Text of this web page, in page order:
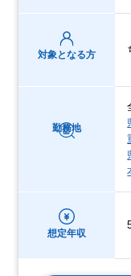
対象となる方
勤務地
想定年収